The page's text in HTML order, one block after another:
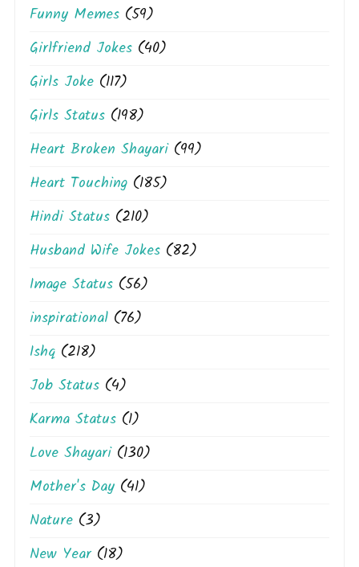
Funny Memes (59)
Girlfriend Jokes (40)
Girls Joke (117)
Girls Status (198)
Heart Broken Shayari(99)
Heart Touching (185)
Hindi Status (210)
Husband Wife Jokes (82)
Image Status (56)
inspirational (76)
Ishq (218)
Job Status (4)
Karma Status (1)
Love Shayari(130)
Mother's Day (41)
Nature (3)
New Year(18)